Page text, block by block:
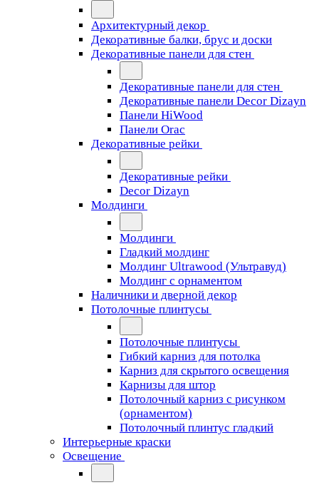
Архитектурный декор
Декоративные балки, брус и доски
Декоративные панели для стен
Декоративные панели для стен
Декоративные панели Decor Dizayn
Панели HiWood
Панели Orac
Декоративные рейки
Декоративные рейки
Decor Dizayn
Молдинги
Молдинги
Гладкий молдинг
Молдинг Ultrawood (Ультравуд)
Молдинг с орнаментом
Наличники и дверной декор
Потолочные плинтусы
Потолочные плинтусы
Гибкий карниз для потолка
Карниз для скрытого освещения
Карнизы для штор
Потолочный карниз с рисунком
(орнаментом)
Потолочный плинтус гладкий
Интерьерные краски
Освещение